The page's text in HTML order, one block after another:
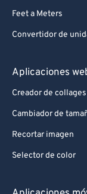
Feet a Meters
Convertidor de
Aplicaciones
Creador de collages
Cambiador de
Recortar imagen
Selector de color